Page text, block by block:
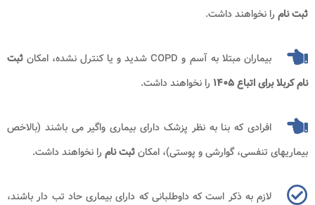
ثبت نام را نخواهند داشت.
بیماران مبتلا به آسم وCOPD شدید و یا کنترل نشده، امکان ثبت
نام کربلا برای اتباع ۱۴۰۵​
را نخواهند داشت.
افرادی که بنا به نظر پزشک دارای بیماری واگیر می باشند (بالاخص
بیماریهای تنفسی، گوارشی و پوستی)، امکانثبت نام را نخواهند داشت.
لازم به ذکر است که داوطلبانی که دارای بیماری حاد تب دار باشند،